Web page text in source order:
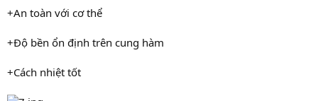
+An toàn với cơ thể
+Độ bền ổn định trên cung hàm
+Cách nhiệt tốt